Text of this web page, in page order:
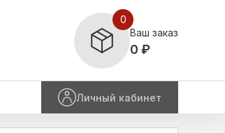
0
Ваш заказ
0 ₽
Личный кабинет